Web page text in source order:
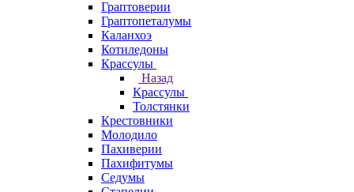
Граптоверии
Граптопеталумы
Каланхоэ
Котиледоны
Крассулы
Назад
Крассулы
Толстянки
Крестовники
Молодило
Пахиверии
Пахифитумы
Седумы